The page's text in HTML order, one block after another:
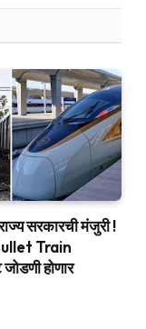
सरकारची मंजुरी !
Train
होणार